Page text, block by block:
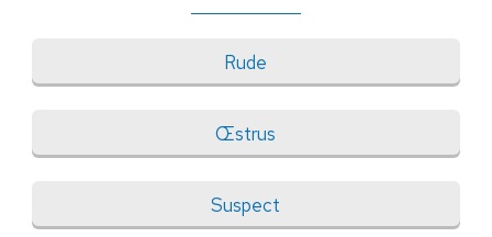
Rude
Œstrus
Suspect